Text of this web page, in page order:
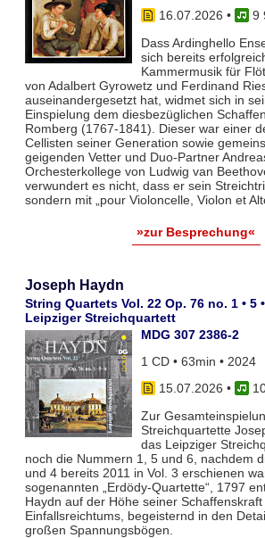
16.07.2026 •
9
Dass Ardinghello
sich bereits
Kammermusik für
von Adalbert Gyrowetz und Ferdinand
auseinandergesetzt hat, widmet sich in
Einspielung dem diesbezüglichen
Romberg (1767-1841). Dieser war einer
Cellisten seiner Generation sowie
geigenden Vetter und Duo-Partner
Orchesterkollege von Ludwig van
verwundert es nicht, dass er sein
sondern mit „pour Violoncelle, Violon et
»zur Besprechung«
Joseph Haydn
String Quartets Vol. 22 Op. 76 no. 1 • 5
Leipziger Streichquartett
MDG 307 2386-2
1 CD • 63min • 2024
15.07.2026 •
Zur
Streichquartette
das Leipziger
noch die Nummern 1, 5 und 6, nachdem
und 4 bereits 2011 in Vol. 3 erschienen
sogenannten „Erdödy-Quartette“, 1797
Haydn auf der Höhe seiner
Einfallsreichtums, begeisternd in den
großen Spannungsbögen.